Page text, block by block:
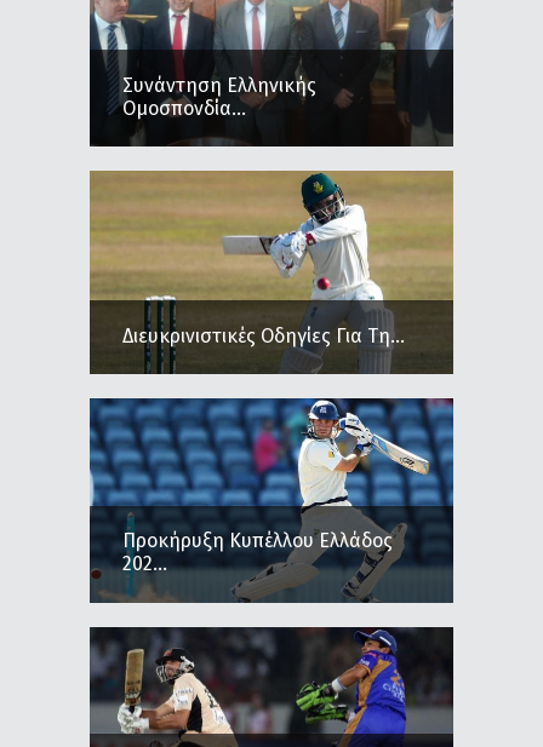
Συνάντηση Ελληνικής
Ομοσπονδία...
Διευκρινιστικές Οδηγίες Για Τη...
Προκήρυξη Κυπέλλου Ελλάδος
202...